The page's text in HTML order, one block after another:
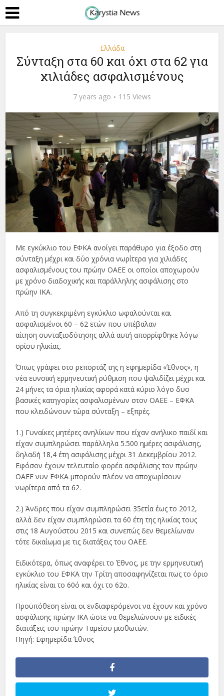
Ελλάδα
Σύνταξη στα 60 και όχι στα 62 για
χιλιάδες ασφαλισμένους
7 years ago 115 Views
Με εγκύκλιο του ΕΦΚΑ ανοίγει παράθυρο για έξοδο στη
σύνταξη μέχρι και δύο χρόνια νωρίτερα για χιλιάδες
ασφαλισμένους του πρώην ΟΑΕΕ οι οποίοι αποχωρούν
με χρόνο διαδοχικής και παράλληλης ασφάλισης στο
πρώην ΙΚΑ.
Από τη συγκεκριμένη εγκύκλιο ωφαλούνται και
ασφαλισμένοι 60 – 62 ετών που υπέβαλαν
αίτηση συνταξιοδότησης αλλά αυτή απορρίφθηκε λόγω
ορίου ηλικίας.
Όπως γράφει στο ρεπορτάζ της η εφημερίδα «Έθνος», η
νέα ευνοϊκή ερμηνευτική ρύθμιση που ψαλιδίζει μέχρι και
24 μήνες τα όρια ηλικίας αφορά κατά κύριο λόγο δυο
βασικές κατηγορίες ασφαλισμένων στον ΟΑΕΕ – ΕΦΚΑ
που κλειδώνουν τώρα σύνταξη – εξπρές.
1.) Γυναίκες μητέρες ανηλίκων που είχαν ανήλικο παιδί και
είχαν συμπληρώσει παράλληλα 5.500 ημέρες ασφάλισης,
δηλαδή 18,4 έτη ασφάλισης μέχρι 31 Δεκεμβρίου 2012.
Εφόσον έχουν τελευταίο φορέα ασφάλισης τον πρώην
ΟΑΕΕ νυν ΕΦΚΑ μπορούν πλέον να αποχωρίσουν
νωρίτερα από τα 62.
2.) Άνδρες που είχαν συμπληρώσει 35ετία έως το 2012,
αλλά δεν είχαν συμπληρώσει τα 60 έτη της ηλικίας τους
στις 18 Αυγούστου 2015 και συνεπώς δεν θεμελίωναν
τότε δικαίωμα με τις διατάξεις του ΟΑΕΕ.
Ειδικότερα, όπως αναφέρει το Έθνος, με την ερμηνευτική
εγκύκλιο του ΕΦΚΑ την Τρίτη αποσαφηνίζεται πως το όριο
ηλικίας είναι το 60ό και όχι το 62ο.
Προϋπόθεση είναι οι ενδιαφερόμενοι να έχουν και χρόνο
ασφάλισης πρώην ΙΚΑ ώστε να θεμελιώνουν με ειδικές
διατάξεις του πρώην Ταμείου μισθωτών.
Πηγή: Εφημερίδα Έθνος